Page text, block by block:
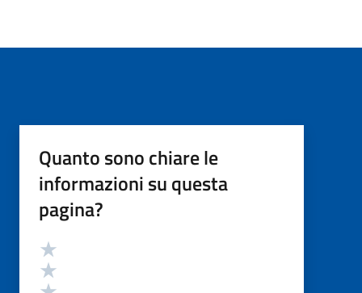
Quanto sono chiare le
informazioni su questa
pagina?
Valutazione